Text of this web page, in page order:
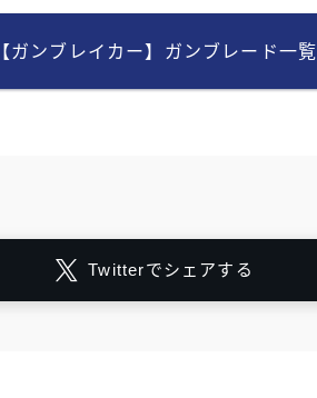
【ガンブレイカー】ガンブレード一覧
Twitterでシェアする